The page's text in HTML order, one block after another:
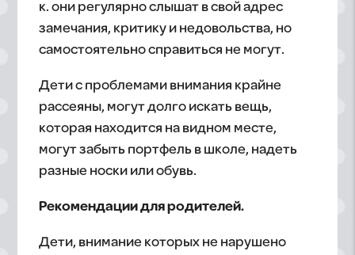
к. они регулярно слышат в свой адрес
замечания, критику и недовольства, но
самостоятельно справиться не могут.
Дети с проблемами внимания крайне
рассеяны, могут долго искать вещь,
которая находится на видном месте,
могут забыть портфель в школе, надеть
разные носки или обувь.
Рекомендации для родителей.
Дети, внимание которых не нарушено